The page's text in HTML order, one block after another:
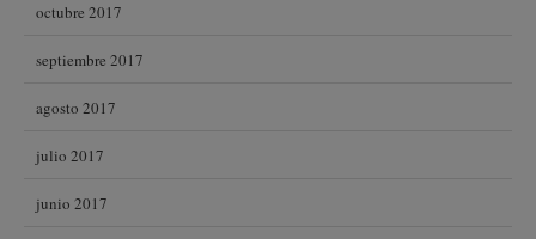
octubre 2017
septiembre 2017
agosto 2017
julio 2017
junio 2017